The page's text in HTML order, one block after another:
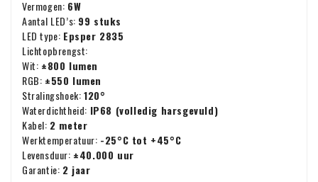
Vermogen: 6W
Aantal LED’s: 99 stuks
LED type: Epsper 2835
Lichtopbrengst:
Wit: ±800 lumen
RGB: ±550 lumen
Stralingshoek:120°
Waterdichtheid: IP68 (volledig harsgevuld)
Kabel: 2 meter
Werktemperatuur: -25°C tot +45°C
Levensduur: ±40.000 uur
Garantie: 2 jaar